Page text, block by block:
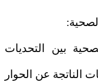
بين التحديات
الناتجة عن الحوار